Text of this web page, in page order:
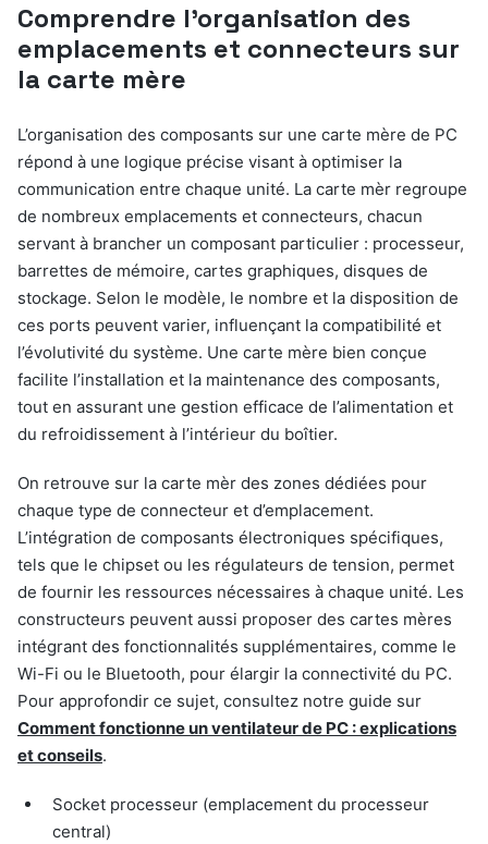
Comprendre l’organisation des
emplacements et connecteurs sur
la carte mère
L’organisation des composants sur une carte mère de PC
répond à une logique précise visant à optimiser la
communication entre chaque unité. La carte mèr regroupe
de nombreux emplacements et connecteurs, chacun
servant à brancher un composant particulier : processeur,
barrettes de mémoire, cartes graphiques, disques de
stockage. Selon le modèle, le nombre et la disposition de
ces ports peuvent varier, influençant la compatibilité et
l’évolutivité du système. Une carte mère bien conçue
facilite l’installation et la maintenance des composants,
tout en assurant une gestion efficace de l’alimentation et
du refroidissement à l’intérieur du boîtier.
On retrouve sur la carte mèr des zones dédiées pour
chaque type de connecteur et d’emplacement.
L’intégration de composants électroniques spécifiques,
tels que le chipset ou les régulateurs de tension, permet
de fournir les ressources nécessaires à chaque unité. Les
constructeurs peuvent aussi proposer des cartes mères
intégrant des fonctionnalités supplémentaires, comme le
Wi-Fi ou le Bluetooth, pour élargir la connectivité du PC.
Pour approfondir ce sujet, consultez notre guide sur
Comment fonctionne un ventilateur de PC : explications
et conseils.
Socket processeur (emplacement du processeur
central)